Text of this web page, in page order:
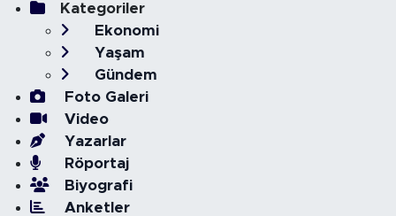
Kategoriler
Ekonomi
Yaşam
Gündem
Foto Galeri
Video
Yazarlar
Röportaj
Biyografi
Anketler